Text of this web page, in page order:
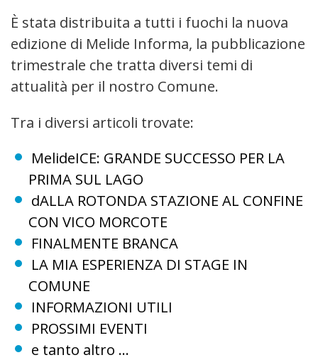
È stata distribuita a tutti i fuochi la nuova
edizione di Melide Informa, la pubblicazione
trimestrale che tratta diversi temi di
attualità per il nostro Comune.
Tra i diversi articoli trovate:
MelideICE: GRANDE SUCCESSO PER LA
PRIMA SUL LAGO
dALLA ROTONDA STAZIONE AL CONFINE
CON VICO MORCOTE
FINALMENTE BRANCA
LA MIA ESPERIENZA DI STAGE IN
COMUNE
INFORMAZIONI UTILI
PROSSIMI EVENTI
e tanto altro ...